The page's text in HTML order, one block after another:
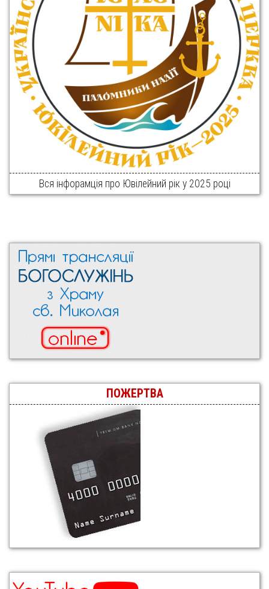
Вся інфорамція про Ювілейний рік у 2025 році
ПОЖЕРТВА